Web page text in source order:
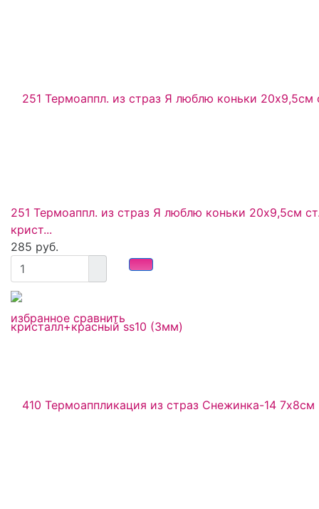
избранное сравнить
251 Термоаппл. из страз Я люблю коньки 20x9,5см
крист...
285 руб.